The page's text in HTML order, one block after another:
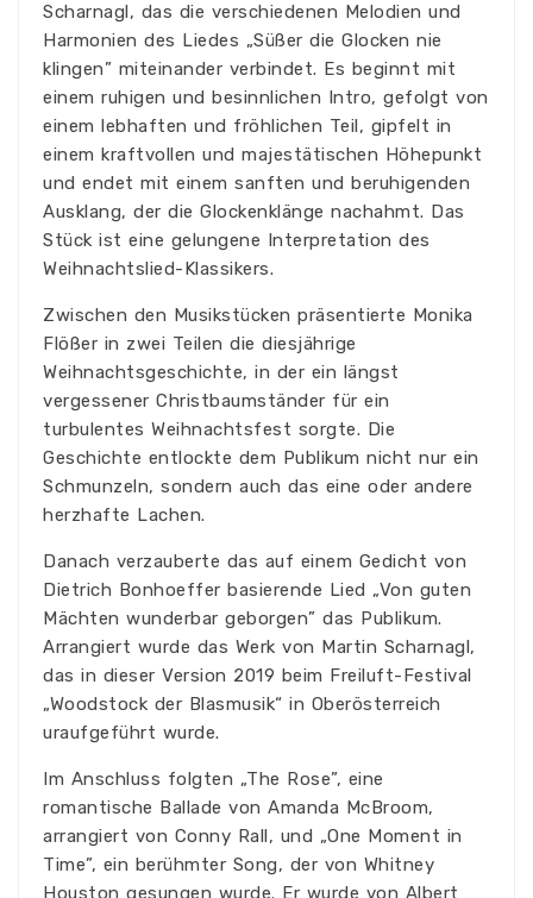
Scharnagl, das die verschiedenen Melodien und
Harmonien des Liedes „Süßer die Glocken nie
klingen” miteinander verbindet. Es beginnt mit
einem ruhigen und besinnlichen Intro, gefolgt von
einem lebhaften und fröhlichen Teil, gipfelt in
einem kraftvollen und majestätischen Höhepunkt
und endet mit einem sanften und beruhigenden
Ausklang, der die Glockenklänge nachahmt. Das
Stück ist eine gelungene Interpretation des
Weihnachtslied-Klassikers.
Zwischen den Musikstücken präsentierte Monika
Flößer in zwei Teilen die diesjährige
Weihnachtsgeschichte, in der ein längst
vergessener Christbaumständer für ein
turbulentes Weihnachtsfest sorgte. Die
Geschichte entlockte dem Publikum nicht nur ein
Schmunzeln, sondern auch das eine oder andere
herzhafte Lachen.
Danach verzauberte das auf einem Gedicht von
Dietrich Bonhoeffer basierende Lied „Von guten
Mächten wunderbar geborgen” das Publikum.
Arrangiert wurde das Werk von Martin Scharnagl,
das in dieser Version 2019 beim Freiluft-Festival
„Woodstock der Blasmusik“ in Oberösterreich
uraufgeführt wurde.
Im Anschluss folgten „The Rose”, eine
romantische Ballade von Amanda McBroom,
arrangiert von Conny Rall, und „One Moment in
Time”, ein berühmter Song, der von Whitney
Houston gesungen wurde. Er wurde von Albert